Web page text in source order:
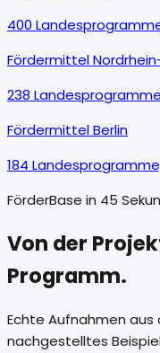
400
Fördermittel
238
Fördermittel Berlin
184
FörderBase in 45
Von der
Programm.
Echte Aufnahmen aus
nachgestelltes